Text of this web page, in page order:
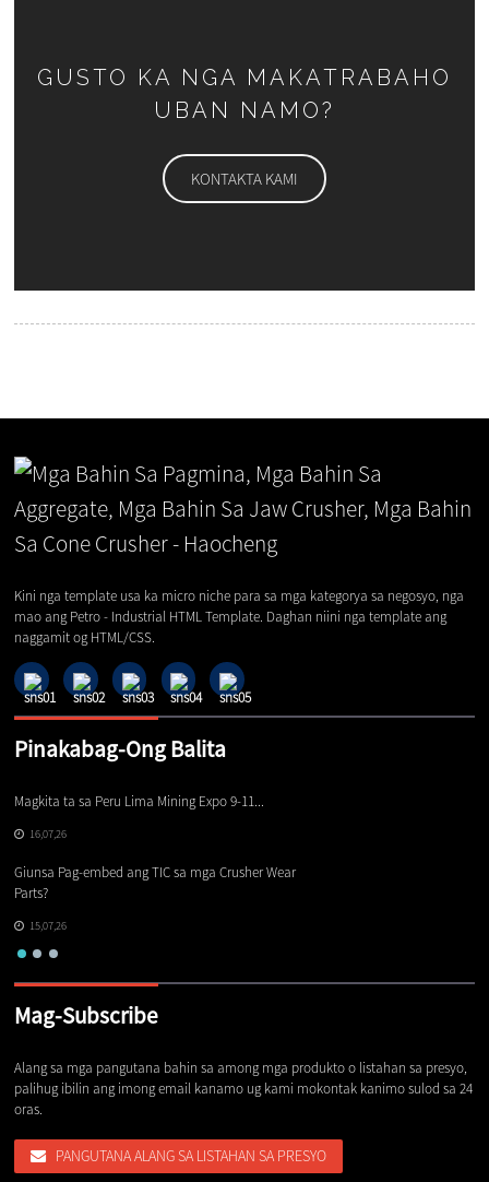
GUSTO KA NGA MAKATRABAHO
UBAN NAMO?
KONTAKTA KAMI
Kini nga template usa ka micro niche para sa mga kategorya sa negosyo, nga
mao ang Petro - Industrial HTML Template. Daghan niini nga template ang
naggamit og HTML/CSS.
Pinakabag-Ong Balita
Magkita ta sa Peru Lima Mining Expo 9-11...
16,07,26
Giunsa Pag-embed ang TIC sa mga Crusher Wear
Parts?
15,07,26
Mag-Subscribe
Alang sa mga pangutana bahin sa among mga produkto o listahan sa presyo,
palihug ibilin ang imong email kanamo ug kami mokontak kanimo sulod sa 24
oras.
PANGUTANA ALANG SA LISTAHAN SA PRESYO